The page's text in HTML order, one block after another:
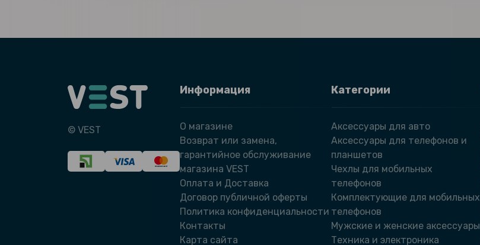
© VEST
Информация
О магазине
Возврат или замена,
гарантийное обслуживание
магазина VEST
Оплата и Доставка
Договор публичной оферты
Политика конфиденциальности
Контакты
Карта сайта
Категории
Аксессуары для авто
Аксессуары для телефонов и
планшетов
Чехлы для мобильных
телефонов
Комплектующие для мобильных
телефонов
Мужские и женские аксессуары
Техника и электроника